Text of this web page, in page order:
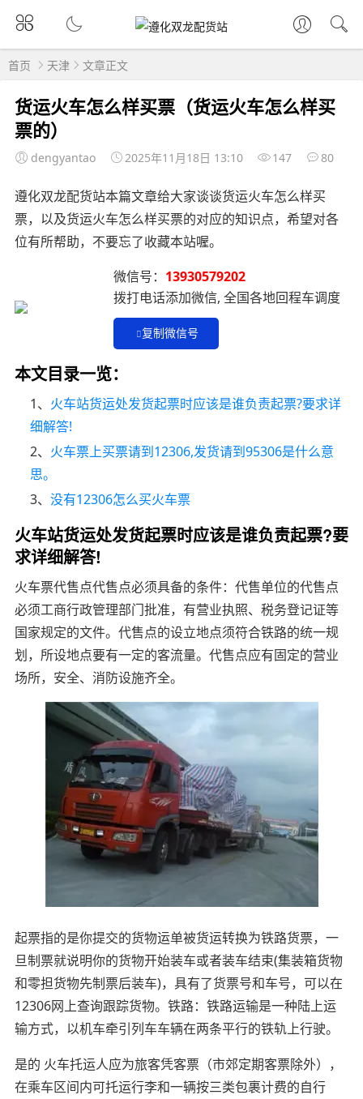
首页 天津 文章正文
货运火车怎么样买票（货运火车怎么样买
票的）
dengyantao 2025年11月18日 13:10 147 80
遵化双龙配货站本篇文章给大家谈谈货运火车怎么样买
票，以及货运火车怎么样买票的对应的知识点，希望对各
位有所帮助，不要忘了收藏本站喔。
微信号： 13930579202
拨打电话添加微信, 全国各地回程车调度
复制微信号
本文目录一览：
1、 火车站货运处发货起票时应该是谁负责起票?要求详
细解答!
2、 火车票上买票请到12306,发货请到95306是什么意
思。
3、没有12306怎么买火车票
火车站货运处发货起票时应该是谁负责起票?要
求详细解答!
火车票代售点代售点必须具备的条件：代售单位的代售点
必须工商行政管理部门批准，有营业执照、税务登记证等
国家规定的文件。代售点的设立地点须符合铁路的统一规
划，所设地点要有一定的客流量。代售点应有固定的营业
场所，安全、消防设施齐全。
起票指的是你提交的货物运单被货运转换为铁路货票，一
旦制票就说明你的货物开始装车或者装车结束(集装箱货物
和零担货物先制票后装车)，具有了货票号和车号，可以在
12306网上查询跟踪货物。铁路：铁路运输是一种陆上运
输方式，以机车牵引列车车辆在两条平行的铁轨上行驶。
是的 火车托运人应为旅客凭客票（市郊定期客票除外），
在乘车区间内可托运行李和一辆按三类包裹计费的自行